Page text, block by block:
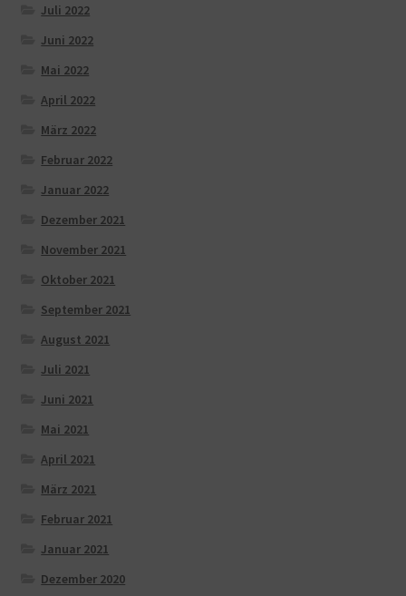
Juli 2022
Juni 2022
Mai 2022
April 2022
März 2022
Februar 2022
Januar 2022
Dezember 2021
November 2021
Oktober 2021
September 2021
August 2021
Juli 2021
Juni 2021
Mai 2021
April 2021
März 2021
Februar 2021
Januar 2021
Dezember 2020